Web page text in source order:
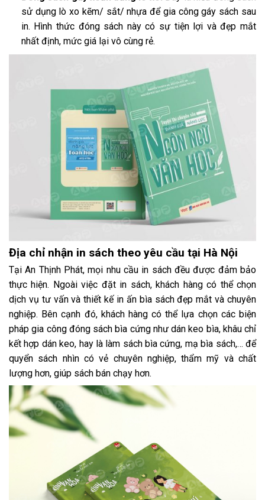
sử dụng lò xo kẽm/ sắt/ nhựa để gia công gáy sách sau
in. Hình thức đóng sách này có sự tiện lợi và đẹp mắt
nhất định, mức giá lại vô cùng rẻ.
Địa chỉ nhận in sách theo yêu cầu tại Hà Nội
Tại An Thịnh Phát, mọi nhu cầu in sách đều được đảm bảo
thực hiện. Ngoài việc đặt in sách, khách hàng có thể chọn
dịch vụ tư vấn và thiết kế in ấn bìa sách đẹp mắt và chuyên
nghiệp. Bên cạnh đó, khách hàng có thể lựa chọn các biện
pháp gia công đóng sách bìa cứng như dán keo bìa, khâu chỉ
kết hợp dán keo, hay là làm sách bìa cứng, mạ bìa sách,… để
quyển sách nhìn có vẻ chuyên nghiệp, thẩm mỹ và chất
lượng hơn, giúp sách bán chạy hơn.